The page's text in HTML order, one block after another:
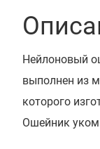
Нейлоновый
выполнен из
которого
Ошейник